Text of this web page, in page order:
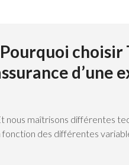
Pourquoi choisir
nous maîtrisons différentes
des différentes